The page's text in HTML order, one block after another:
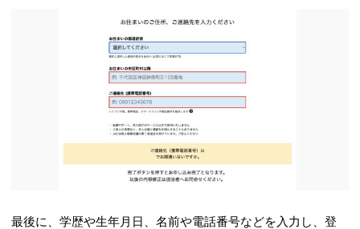
最後に、学歴や生年月日、名前や電話番号などを入力し、登